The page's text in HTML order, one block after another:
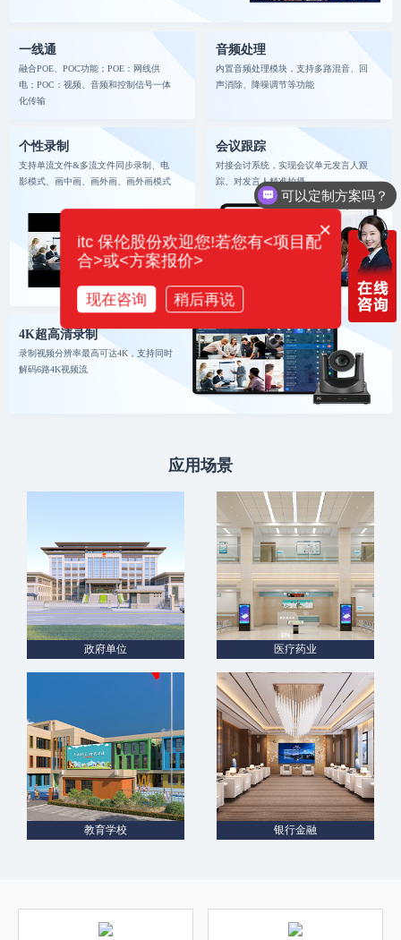
一线通
融合POE、POC功能；POE：网线供
电；POC：视频、音频和控制信号一体
化传输
音频处理
内置音频处理模块，支持多路混音、回
声消除、降噪调节等功能
个性录制
支持单流文件&多流文件同步录制、电
影模式、画中画、画外画、画外画模式
会议跟踪
对接会讨系统，实现会议单元发言人跟
踪、对发言人精准拍摄
4K超高清录制
录制视频分辨率最高可达4K，支持同时
解码6路4K视频流
应用场景
政府单位 医疗药业
教育学校 银行金融
可以定制方案吗？
×
itc 保伦股份欢迎您!若您有<项目配
合>或<方案报价>
现在咨询 稍后再说